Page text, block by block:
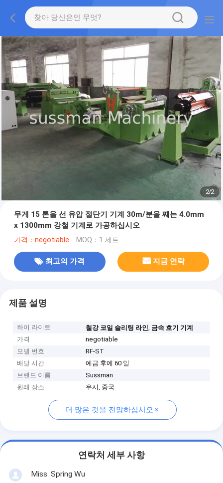
1/2
무게 15 톤을 선 유압 절단기 기계 30m/분을 째는 4.0mm
x 1300mm 강철 기계로 가공하십시오
가격：negotiable MOQ：1 세트
최고의 가격 지금 연락
제품 설명
하이 라이트 철강 코일 슬리팅 라인, 금속 호기 기계
가격
negotiable
모델 번호
RF-ST
배달 시간
예금 후에 60 일
브랜드 이름
Sussman
원래 장소
우시, 중국
더 많은 것을 전망하십시오
연락처 세부 사항
Miss. Spring Wu